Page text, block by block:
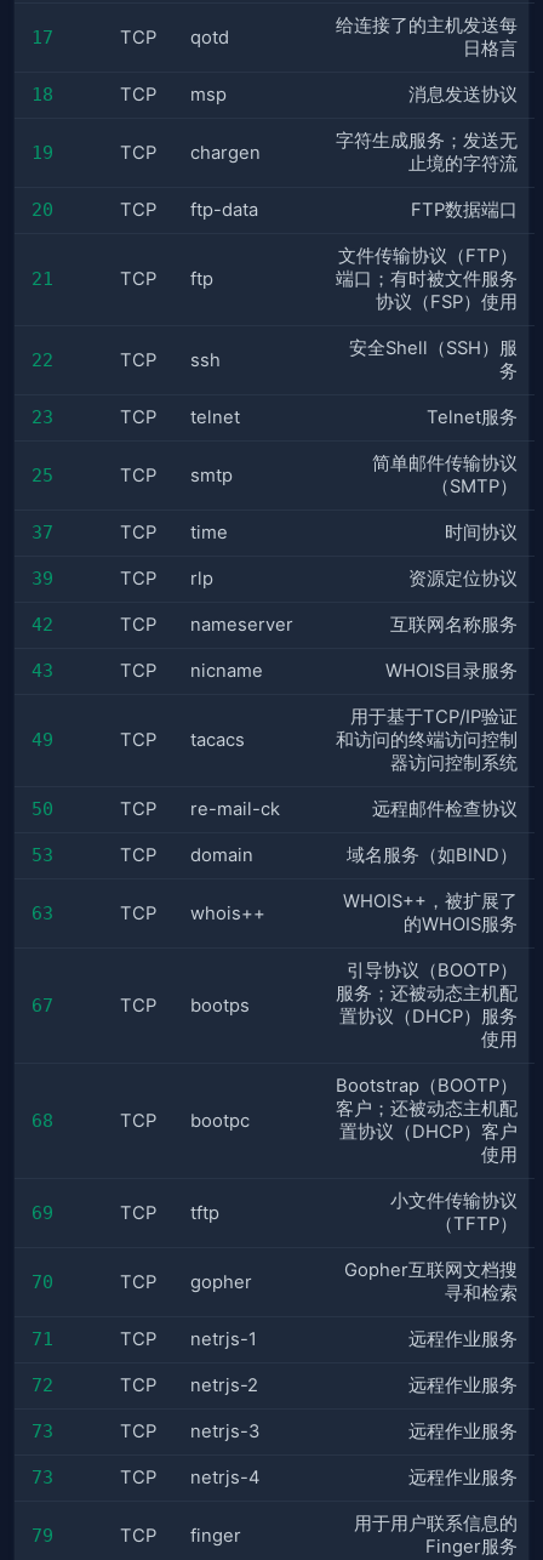
17 TCP qotd
给连接了的主机发送每
日格言
18 TCP msp 消息发送协议
19 TCP chargen
字符生成服务；发送无
止境的字符流
20 TCP ftp-data FTP数据端口
21 TCP ftp
文件传输协议（FTP）
端口；有时被文件服务
协议（FSP）使用
22 TCP ssh
安全Shell（SSH）服
务
23 TCP telnet Telnet服务
25 TCP smtp
简单邮件传输协议
（SMTP）
37 TCP time 时间协议
39 TCP rlp 资源定位协议
42 TCP nameserver 互联网名称服务
43 TCP nicname WHOIS目录服务
49 TCP tacacs
用于基于TCP/IP验证
和访问的终端访问控制
器访问控制系统
50 TCP re-mail-ck 远程邮件检查协议
53 TCP domain 域名服务（如BIND）
63 TCP whois++
WHOIS++，被扩展了
的WHOIS服务
67 TCP bootps
引导协议（BOOTP）
服务；还被动态主机配
置协议（DHCP）服务
使用
68 TCP bootpc
Bootstrap（BOOTP）
客户；还被动态主机配
置协议（DHCP）客户
使用
69 TCP tftp
小文件传输协议
（TFTP）
70 TCP gopher
Gopher互联网文档搜
寻和检索
71 TCP netrjs-1 远程作业服务
72 TCP netrjs-2 远程作业服务
73 TCP netrjs-3 远程作业服务
73 TCP netrjs-4 远程作业服务
79 TCP finger
用于用户联系信息的
Finger服务